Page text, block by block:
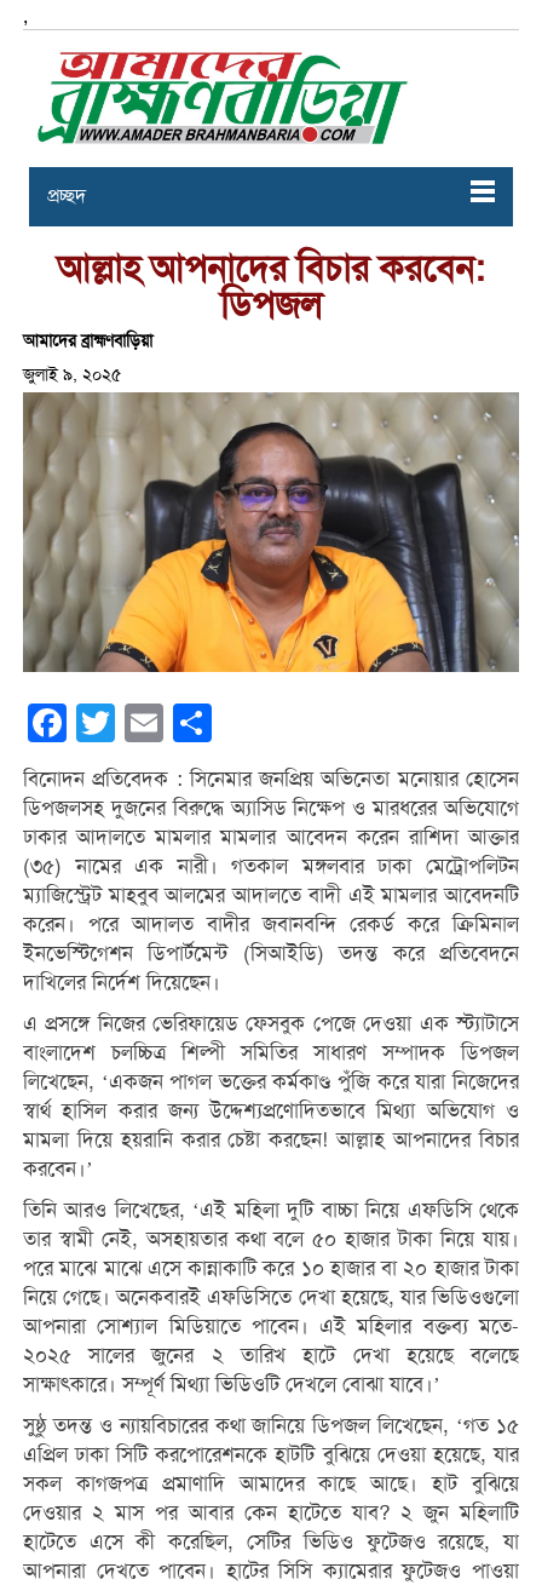
,
প্রচ্ছদ
আল্লাহ আপনাদের বিচার করবেন:
ডিপজল
আমাদের ব্রাহ্মণবাড়িয়া
জুলাই ৯, ২০২৫
Facebook
Twitter Email
বিনোদন প্রতিবেদক : সিনেমার জনপ্রিয় অভিনেতা মনোয়ার হোসেন
ডিপজলসহ দুজনের বিরুদ্ধে অ্যাসিড নিক্ষেপ ও মারধরের অভিযোগে
ঢাকার আদালতে মামলার মামলার আবেদন করেন রাশিদা আক্তার
(৩৫) নামের এক নারী। গতকাল মঙ্গলবার ঢাকা মেট্রোপলিটন
ম্যাজিস্ট্রেট মাহবুব আলমের আদালতে বাদী এই মামলার আবেদনটি
করেন। পরে আদালত বাদীর জবানবন্দি রেকর্ড করে ক্রিমিনাল
ইনভেস্টিগেশন ডিপার্টমেন্ট (সিআইডি) তদন্ত করে প্রতিবেদনে
দাখিলের নির্দেশ দিয়েছেন।
এ প্রসঙ্গে নিজের ভেরিফায়েড ফেসবুক পেজে দেওয়া এক স্ট্যাটাসে
বাংলাদেশ চলচ্চিত্র শিল্পী সমিতির সাধারণ সম্পাদক ডিপজল
লিখেছেন, ‘একজন পাগল ভক্তের কর্মকাণ্ড পুঁজি করে যারা নিজেদের
স্বার্থ হাসিল করার জন্য উদ্দেশ্যপ্রণোদিতভাবে মিথ্যা অভিযোগ ও
মামলা দিয়ে হয়রানি করার চেষ্টা করছেন! আল্লাহ আপনাদের বিচার
করবেন।’
তিনি আরও লিখেছের, ‘এই মহিলা দুটি বাচ্চা নিয়ে এফডিসি থেকে
তার স্বামী নেই, অসহায়তার কথা বলে ৫০ হাজার টাকা নিয়ে যায়।
পরে মাঝে মাঝে এসে কান্নাকাটি করে ১০ হাজার বা ২০ হাজার টাকা
নিয়ে গেছে। অনেকবারই এফডিসিতে দেখা হয়েছে, যার ভিডিওগুলো
আপনারা সোশ্যাল মিডিয়াতে পাবেন। এই মহিলার বক্তব্য মতে-
২০২৫ সালের জুনের ২ তারিখ হাটে দেখা হয়েছে বলেছে
সাক্ষাৎকারে। সম্পূর্ণ মিথ্যা ভিডিওটি দেখলে বোঝা যাবে।’
সুষ্ঠু তদন্ত ও ন্যায়বিচারের কথা জানিয়ে ডিপজল লিখেছেন, ‘গত ১৫
এপ্রিল ঢাকা সিটি করপোরেশনকে হাটটি বুঝিয়ে দেওয়া হয়েছে, যার
সকল কাগজপত্র প্রমাণাদি আমাদের কাছে আছে। হাট বুঝিয়ে
দেওয়ার ২ মাস পর আবার কেন হাটেতে যাব? ২ জুন মহিলাটি
হাটেতে এসে কী করেছিল, সেটির ভিডিও ফুটেজও রয়েছে, যা
আপনারা দেখতে পাবেন। হাটের সিসি ক্যামেরার ফুটেজও পাওয়া